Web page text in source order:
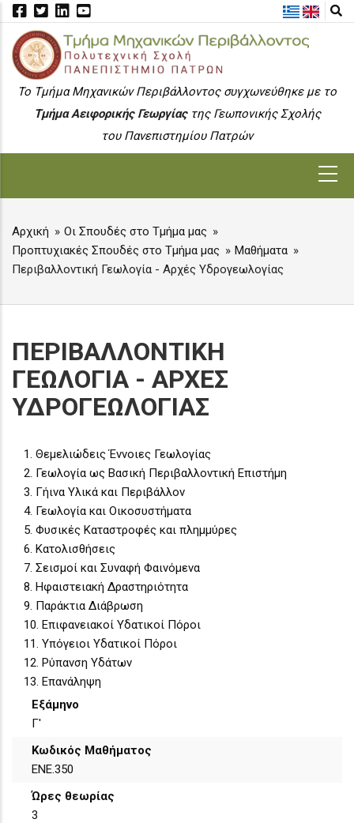
Skip
main
content
To Τμήμα Μηχανικών Περιβάλλοντος συγχωνεύθηκε με το
Τμήμα Αειφορικής Γεωργίαςτης Γεωπονικής Σχολής
του Πανεπιστημίου Πατρών
BREADCRUMB
Αρχική
Οι Σπουδές στο Τμήμα μας
Προπτυχιακές Σπουδές στο Τμήμα μας
Μαθήματα
Περιβαλλοντική Γεωλογία - Αρχές Υδρογεωλογίας
ΠΕΡΙΒΑΛΛΟΝΤΙΚΗ
ΓΕΩΛΟΓΙΑ - ΑΡΧΕΣ
ΥΔΡΟΓΕΩΛΟΓΙΑΣ
1. Θεμελιώδεις Έννοιες Γεωλογίας
2. Γεωλογία ως Βασική Περιβαλλοντική Επιστήμη
3. Γήινα Υλικά και Περιβάλλον
4. Γεωλογία και Οικοσυστήματα
5. Φυσικές Καταστροφές και πλημμύρες
6. Κατολισθήσεις
7. Σεισμοί και Συναφή Φαινόμενα
8. Ηφαιστειακή Δραστηριότητα
9. Παράκτια Διάβρωση
10. Επιφανειακοί Υδατικοί Πόροι
11. Υπόγειοι Υδατικοί Πόροι
12. Ρύπανση Υδάτων
13. Επανάληψη
Εξάμηνο
Γ'
Κωδικός Μαθήματος
ENE.350
Ώρες θεωρίας
3